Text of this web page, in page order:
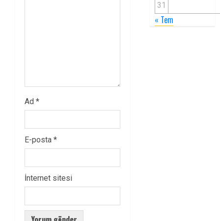
Ad *
E-posta *
İnternet sitesi
31
« Tem